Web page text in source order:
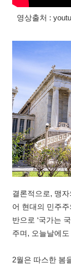
영상출처 :
결론적으로, 맹
어 현대의 민주
반으로 ‘국가는
주며, 오늘날에
2월은 따스한 봄